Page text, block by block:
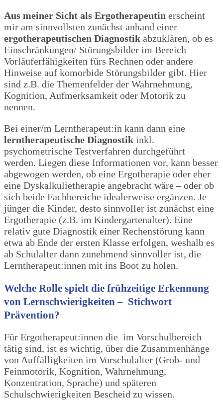
Aus meiner Sicht als Ergotherapeutin erscheint
mir am sinnvollsten zunächst anhand einer
ergotherapeutischen Diagnostik abzuklären, ob es
Einschränkungen/ Störungsbilder im Bereich
Vorläuferfähigkeiten fürs Rechnen oder andere
Hinweise auf komorbide Störungsbilder gibt. Hier
sind z.B. die Themenfelder der Wahrnehmung,
Kognition, Aufmerksamkeit oder Motorik zu
nennen.
Bei einer/m Lerntherapeut:in kann dann eine
lerntherapeutische Diagnostik inkl.
psychometrische Testverfahren durchgeführt
werden. Liegen diese Informationen vor, kann besser
abgewogen werden, ob eine Ergotherapie oder eher
eine Dyskalkulietherapie angebracht wäre – oder ob
sich beide Fachbereiche idealerweise ergänzen. Je
jünger die Kinder, desto sinnvoller ist zunächst eine
Ergotherapie (z.B. im Kindergartenalter). Eine
relativ gute Diagnostik einer Rechenstörung kann
etwa ab Ende der ersten Klasse erfolgen, weshalb es
ab Schulalter dann zunehmend sinnvoller ist, die
Lerntherapeut:innen mit ins Boot zu holen.
Welche Rolle spielt die frühzeitige Erkennung
von Lernschwierigkeiten – Stichwort
Prävention?
Für Ergotherapeut:innen die im Vorschulbereich
tätig sind, ist es wichtig, über die Zusammenhänge
von Auffälligkeiten im Vorschulalter (Grob- und
Feinmotorik, Kognition, Wahrnehmung,
Konzentration, Sprache) und späteren
Schulschwierigkeiten Bescheid zu wissen.